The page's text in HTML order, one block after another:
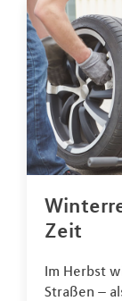
Zeit
Im Herbst
Straßen –